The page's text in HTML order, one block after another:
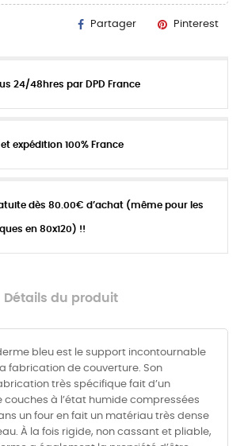
Partager Pinterest
24/48hres par DPD France
expédition 100% France
dès 80.00€ d’achat (même pour les
en 80x120) !!
Détails du produit
bleu est le support incontournable
fabrication de couverture. Son
très spécifique fait d’un
couches à l’état humide compressées
un four en fait un matériau très dense
À la fois rigide, non cassant et pliable,